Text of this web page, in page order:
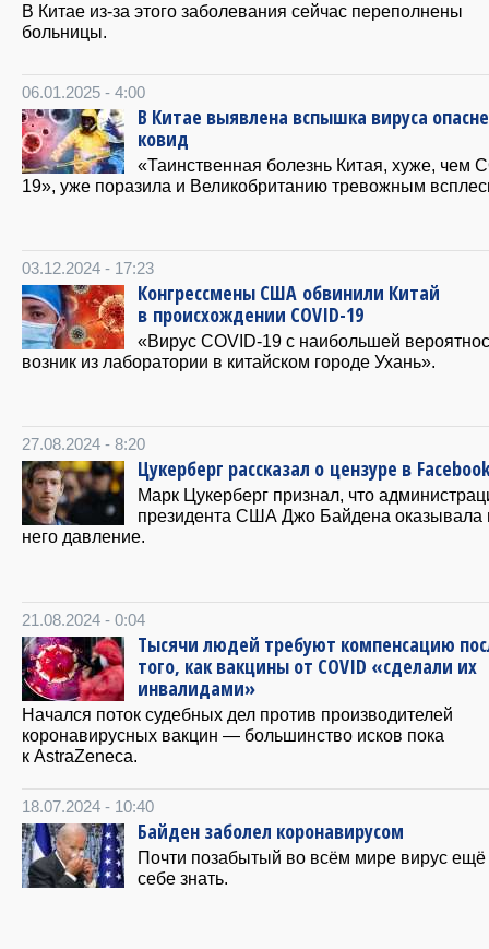
В Китае из-за этого заболевания сейчас переполнены
больницы.
06.01.2025 - 4:00
В Китае выявлена вспышка вируса
ковид
«Таинственная болезнь Китая, хуже, чем
19», уже поразила и Великобританию тревожным
03.12.2024 - 17:23
Конгрессмены США обвинили Китай
в происхождении COVID-19
«Вирус COVID-19 с наибольшей
возник из лаборатории в китайском городе Ухань».
27.08.2024 - 8:20
Цукерберг рассказал о цензуре в Facebook
Марк Цукерберг признал, что
президента США Джо Байдена оказывала
него давление.
21.08.2024 - 0:04
Тысячи людей требуют компенсацию
того, как вакцины от COVID «сделали их
инвалидами»
Начался поток судебных дел против производителей
коронавирусных вакцин — большинство исков пока
к AstraZeneca.
18.07.2024 - 10:40
Байден заболел коронавирусом
Почти позабытый во всём мире вирус ещё
себе знать.